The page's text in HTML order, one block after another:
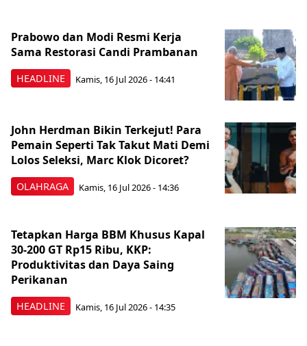
HEADLINE
Prabowo dan Modi Resmi Kerja
Sama Restorasi Candi Prambanan
Kamis, 16 Jul 2026 - 14:41
OLAHRAGA
John Herdman Bikin Terkejut! Para
Pemain Seperti Tak Takut Mati Demi
Lolos Seleksi, Marc Klok Dicoret?
Kamis, 16 Jul 2026 - 14:36
HEADLINE
Tetapkan Harga BBM Khusus Kapal
30-200 GT Rp15 Ribu, KKP:
Produktivitas dan Daya Saing
Perikanan
Kamis, 16 Jul 2026 - 14:35